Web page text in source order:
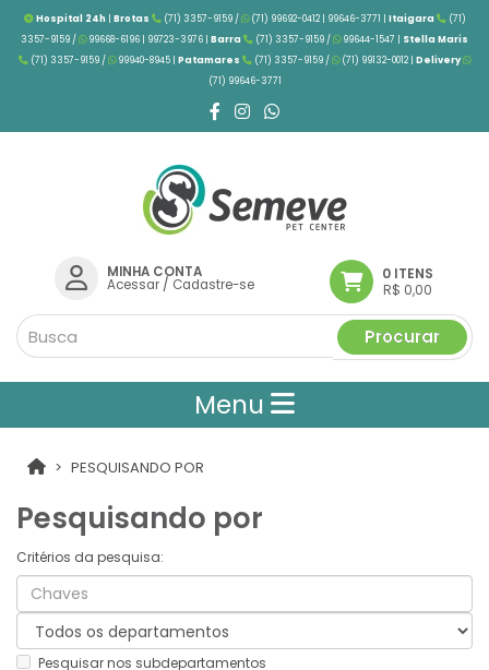
Hospital 24h| Brotas (71) 3357-9159 / (71) 99692-0412 | 99646-3771 | Itaigara
(71)
3357-9159 /
99668-6196 | 99723-3976 | Barra (71) 3357-9159 / 99644-1547 | Stella Maris
(71) 3357-9159 /
99940-8945 | Patamares (71) 3357-9159 / (71) 99132-0012 | Delivery
(71) 99646-3771
MINHA CONTA
Acessar/ Cadastre-se
0 ITENS
R$ 0,00
Procurar
Menu
PESQUISANDO POR
Pesquisando por
Critérios da pesquisa:
Pesquisar nos subdepartamentos